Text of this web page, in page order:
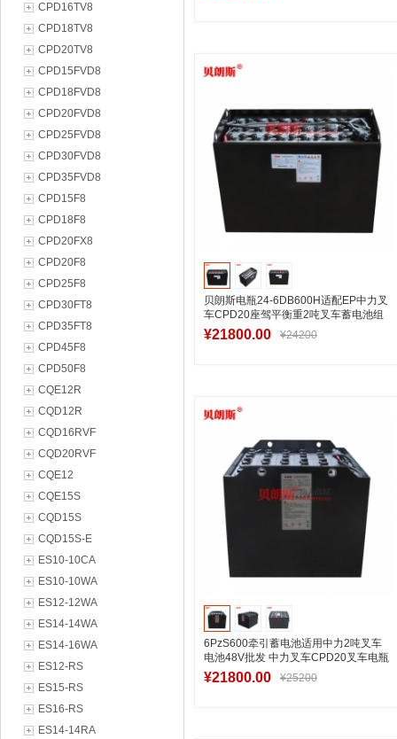
CPD16TV8
CPD18TV8
CPD20TV8
CPD15FVD8
CPD18FVD8
CPD20FVD8
CPD25FVD8
CPD30FVD8
CPD35FVD8
CPD15F8
CPD18F8
CPD20FX8
CPD20F8
CPD25F8
CPD30FT8
CPD35FT8
CPD45F8
CPD50F8
CQE12R
CQD12R
CQD16RVF
CQD20RVF
CQE12
CQE15S
CQD15S
CQD15S-E
ES10-10CA
ES10-10WA
ES12-12WA
ES14-14WA
ES14-16WA
ES12-RS
ES15-RS
ES16-RS
ES14-14RA
贝朗斯电瓶24-6DB600H适配EP中力叉
车CPD20座驾平衡重2吨叉车蓄电池组
¥21800.00 ¥24200
6PzS600牵引蓄电池适用中力2吨叉车
电池48V批发 中力叉车CPD20叉车电瓶
规格表
¥21800.00 ¥25200